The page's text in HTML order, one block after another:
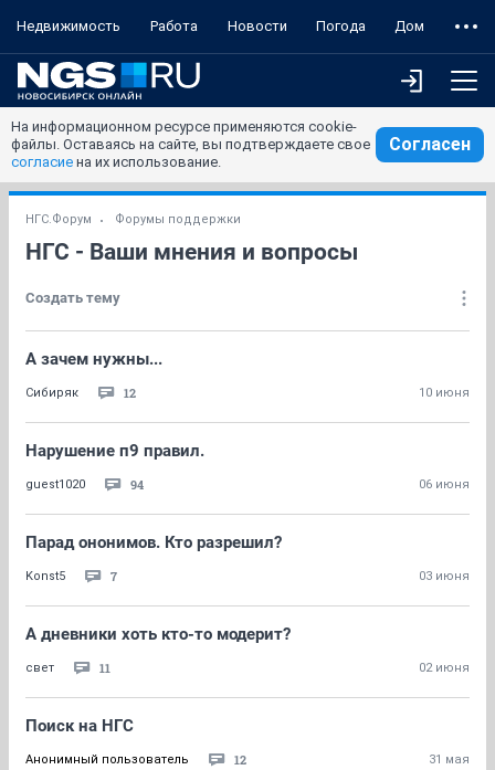
Недвижимость Работа Новости Погода Дом
На информационном ресурсе применяются cookie-
файлы. Оставаясь на сайте, вы подтверждаете свое
согласие на их использование.
Согласен
НГС.Форум Форумы поддержки
НГС - Ваши мнения и вопросы
Создать тему
А зачем нужны...
Сибиряк 12 10 июня
Нарушение п9 правил.
guest1020 94 06 июня
Парад ононимов. Кто разрешил?
Konst5 7 03 июня
А дневники хоть кто-то модерит?
свет 11 02 июня
Поиск на НГС
Анонимный пользователь 12 31 мая